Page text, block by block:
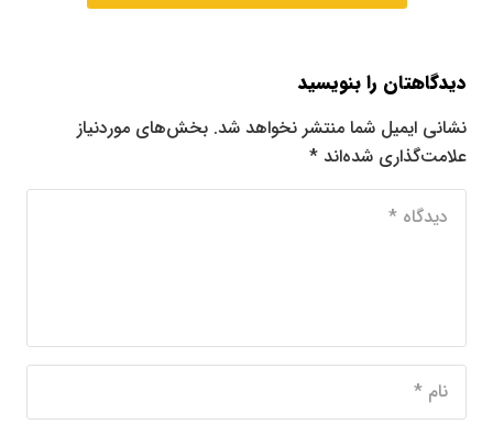
دیدگاهتان را بنویسید
نشانی ایمیل شما منتشر نخواهد شد. بخش‌های موردنیاز
علامت‌گذاری شده‌اند *